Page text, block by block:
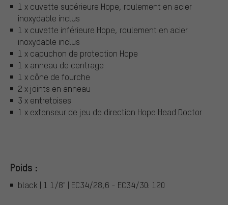
1 x cuvette supérieure Hope, roulement en acier
inoxydable inclus
1 x cuvette inférieure Hope, roulement en acier
inoxydable inclus
1 x capuchon de protection Hope
1 x anneau de centrage
1 x cône de fourche
2 x joints en anneau
3 x entretoises
1 x extenseur de jeu de direction Hope Head Doctor
Poids :
black | 1 1/8" | EC34/28,6 - EC34/30: 120